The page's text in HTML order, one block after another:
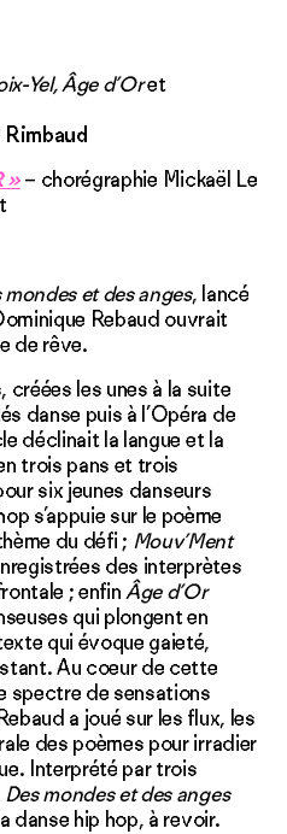
Yel, Âge d’Oret
»– chorégraphie Mickaël Le
mondes et des anges, lancé
Rebaud ouvrait
de rêve.
les unes à la suite
danse puis à l’Opéra de
déclinait la langue et la
trois pans et trois
six jeunes danseurs
s’appuie sur le poème
du défi ; Mouv’Ment
des interprètes
; enfinÂge d’Or
qui plongent en
qui évoque gaieté,
Au coeur de cette
spectre de sensations
a joué sur les flux, les
des poèmes pour irradier
Interprété par trois
Des mondes et des anges
danse hip hop, à revoir.